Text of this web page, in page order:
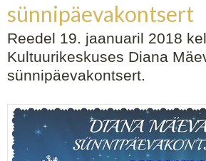
sünnipäevakontsert
Reedel 19. jaanuaril 2018
Kultuurikeskuses Diana
sünnipäevakontsert.